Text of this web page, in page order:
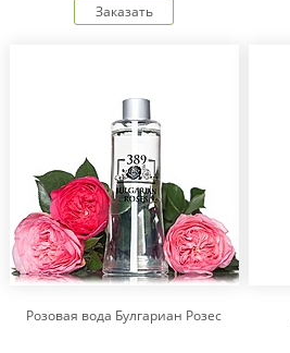
Заказать
Розовая вода Булгариан Розес